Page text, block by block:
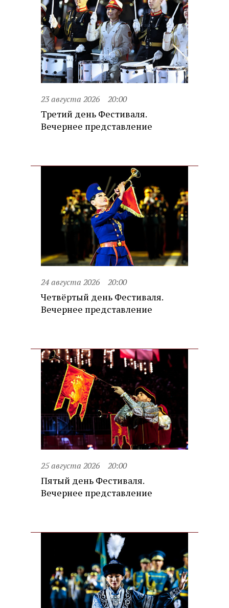
23 августа 2026 20:00
Третий день Фестиваля.
Вечернее представление
24 августа 2026 20:00
Четвёртый день Фестиваля.
Вечернее представление
25 августа 2026 20:00
Пятый день Фестиваля.
Вечернее представление